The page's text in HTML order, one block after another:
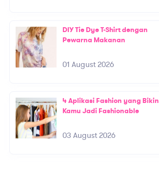
DIY Tie Dye T-Shirt dengan
Pewarna Makanan
01 August 2026
4 Aplikasi Fashion yang Bikin
Kamu Jadi Fashionable
03 August 2026